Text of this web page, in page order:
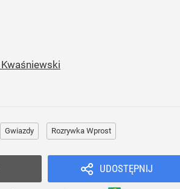
Gwiazdy Rozrywka Wprost
UDOSTĘPNIJ